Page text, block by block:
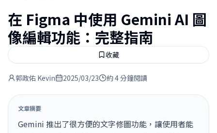
在 Figma 中使用 Gemini AI 圖
像編輯功能：完整指南
收藏
郭政佑 Kevin 2025/03/23 約 4 分鐘閱讀
文章摘要
Gemini 推出了很方便的文字修圖功能，讓使用者能